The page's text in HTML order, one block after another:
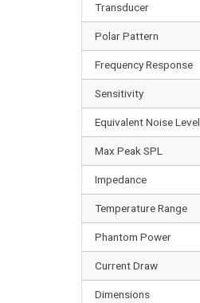
Transducer
Polar Pattern
Frequency Response
Sensitivity
Equivalent Noise Level
Max Peak SPL
Impedance
Temperature Range
Phantom Power
Current Draw
Dimensions